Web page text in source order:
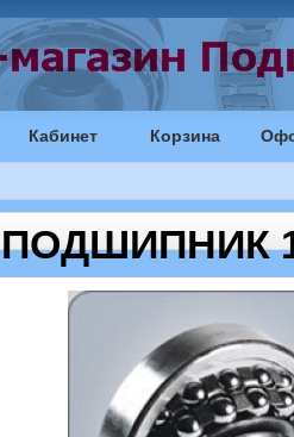
Кабинет Корзина
ПОДШИПНИК